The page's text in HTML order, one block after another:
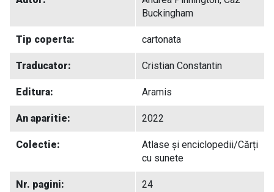
Buckingham
Tip coperta: cartonata
Traducator: Cristian Constantin
Editura: Aramis
An aparitie: 2022
Colectie:
Atlase și enciclopedii/Cărți
cu sunete
Nr. pagini: 24